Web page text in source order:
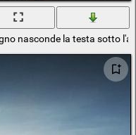
Gabbiano
nasconde la testa sotto